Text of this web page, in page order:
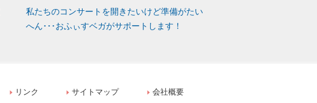
私たちのコンサートを開きたいけど準備がたい
へん･･･おふぃすベガがサポートします！
リンク サイトマップ 会社概要